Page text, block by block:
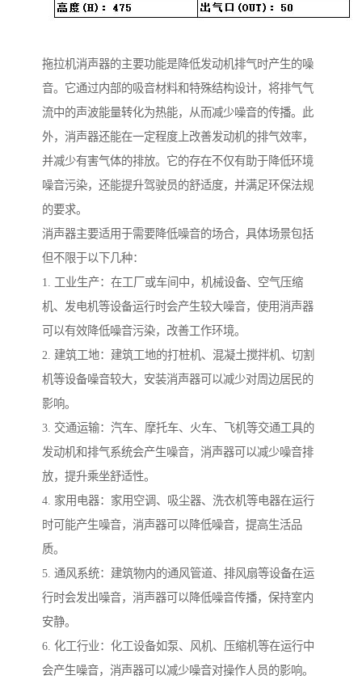
拖拉机消声器的主要功能是降低发动机排气时产生的噪
音。它通过内部的吸音材料和特殊结构设计，将排气气
流中的声波能量转化为热能，从而减少噪音的传播。此
外，消声器还能在一定程度上改善发动机的排气效率，
并减少有害气体的排放。它的存在不仅有助于降低环境
噪音污染，还能提升驾驶员的舒适度，并满足环保法规
的要求。
消声器主要适用于需要降低噪音的场合，具体场景包括
但不限于以下几种：
1. 工业生产：在工厂或车间中，机械设备、空气压缩
机、发电机等设备运行时会产生较大噪音，使用消声器
可以有效降低噪音污染，改善工作环境。
2. 建筑工地：建筑工地的打桩机、混凝土搅拌机、切割
机等设备噪音较大，安装消声器可以减少对周边居民的
影响。
3. 交通运输：汽车、摩托车、火车、飞机等交通工具的
发动机和排气系统会产生噪音，消声器可以减少噪音排
放，提升乘坐舒适性。
4. 家用电器：家用空调、吸尘器、洗衣机等电器在运行
时可能产生噪音，消声器可以降低噪音，提高生活品
质。
5. 通风系统：建筑物内的通风管道、排风扇等设备在运
行时会发出噪音，消声器可以降低噪音传播，保持室内
安静。
6. 化工行业：化工设备如泵、风机、压缩机等在运行中
会产生噪音，消声器可以减少噪音对操作人员的影响。